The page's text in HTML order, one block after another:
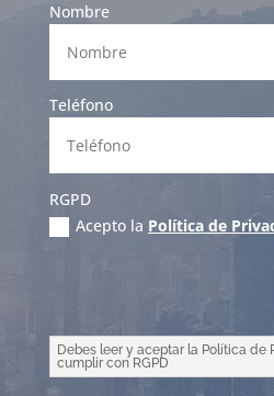
Nombre
Teléfono
RGPD
Acepto la Política de
Debes leer y aceptar la Política de
cumplir con RGPD